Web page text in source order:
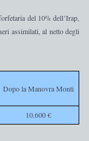
del 10% dell’Irap,
assimilati , al netto degli
Dopo la Manovra Monti
10.600 €